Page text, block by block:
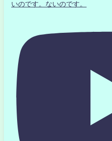
いのです。ないのです。